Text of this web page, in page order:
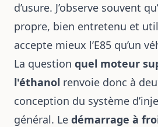
d’usure. J’observe souvent
propre, bien entretenu et
accepte mieux l’E85 qu’un
La question quel moteur
l'éthanol renvoie donc à
conception du système
général. Le démarrage à